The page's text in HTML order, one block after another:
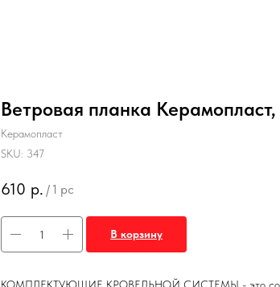
Ветровая планка
Керамопласт
SKU: 347
610 р. / 1 pc
В корзину